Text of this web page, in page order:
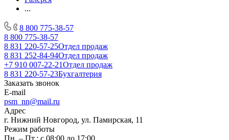
...
8 800 775-38-57
8 800 775-38-57
8 831 220-57-25Отдел продаж
8 831 252-84-94Отдел продаж
+7 910 007-22-21Отдел продаж
8 831 220-57-23Бухгалтерия
Заказать звонок
E-mail
psm_nn@mail.ru
Адрес
г. Нижний Новгород, ул. Памирская, 11
Режим работы
Пн. – Пт.: с 08:00 до 17:00